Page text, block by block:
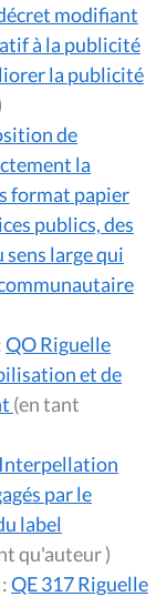
modifiant
à la publicité
la publicité
)
de
la
format papier
publics, des
large qui
:QO Riguelle
et de
(en tant
Interpellation
par le
label
(en tant qu'auteur )
Question écrite :QE 317 Riguelle